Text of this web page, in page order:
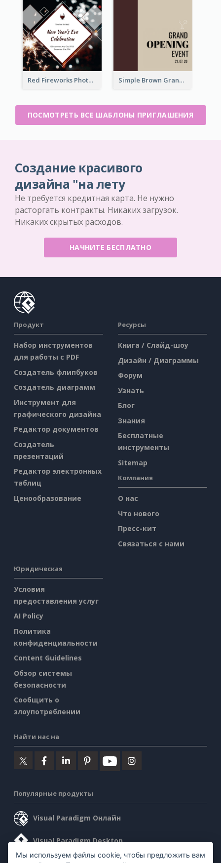
Red Fireworks Photo New Year Eve Celebration Invitation Simple Brown Grand Opening Event Invitation
ПОСМОТРЕТЬ ВСЕ ШАБЛОНЫ ПРИГЛАШЕНИЯ
Создание красивого
дизайна "на лету
Не требуется кредитная карта. Не нужно
расторгать контракты. Никаких загрузок.
Никаких скрытых расходов.
НАЧНИТЕ БЕСПЛАТНО
Продукт
Набор инструментов
для работы с PDF
Создатель флипбуков
Создатель диаграмм
Инструмент для
графического дизайна
Редактор документов
Создатель
презентаций
Редактор электронных
таблиц
Ценообразование
Ресурсы
Книга / Слайд-шоу
Дизайн / Диаграммы
Форум
Узнать
Блог
Знания
Бесплатные
инструменты
Sitemap
Компания
О нас
Что нового
Пресс-кит
Связаться с нами
Юридическая
Условия
предоставления услуг
AI Policy
Политика
конфиденциальности
Content Guidelines
Обзор системы
безопасности
Сообщить о
злоупотреблении
Найти нас на
Популярные продукты
Visual Paradigm Онлайн
Visual Paradigm Desktop
Мы используем файлы cookie, чтобы предложить вам